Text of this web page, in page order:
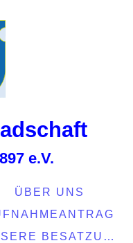
chaft
e.V.
ÜBER UNS
UNSERE BESATZUNG